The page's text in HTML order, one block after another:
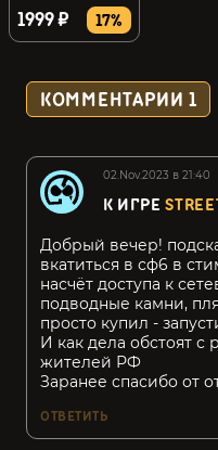
1999 ₽ 17%
КОММЕНТАРИИ 1
02.Nov.2023 в 21:40
К ИГРЕ
Добрый вечер!
вкатиться в сф6 в
насчёт доступа к
подводные камни,
просто купил -
И как дела обстоят с
жителей РФ
Заранее спасибо от
ОТВЕТИТЬ